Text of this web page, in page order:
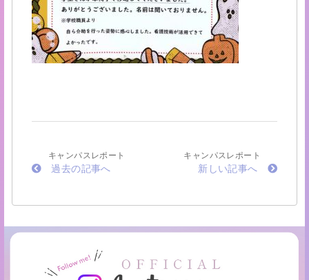
キャンパスレポート
過去の記事へ
キャンパスレポート
新しい記事へ